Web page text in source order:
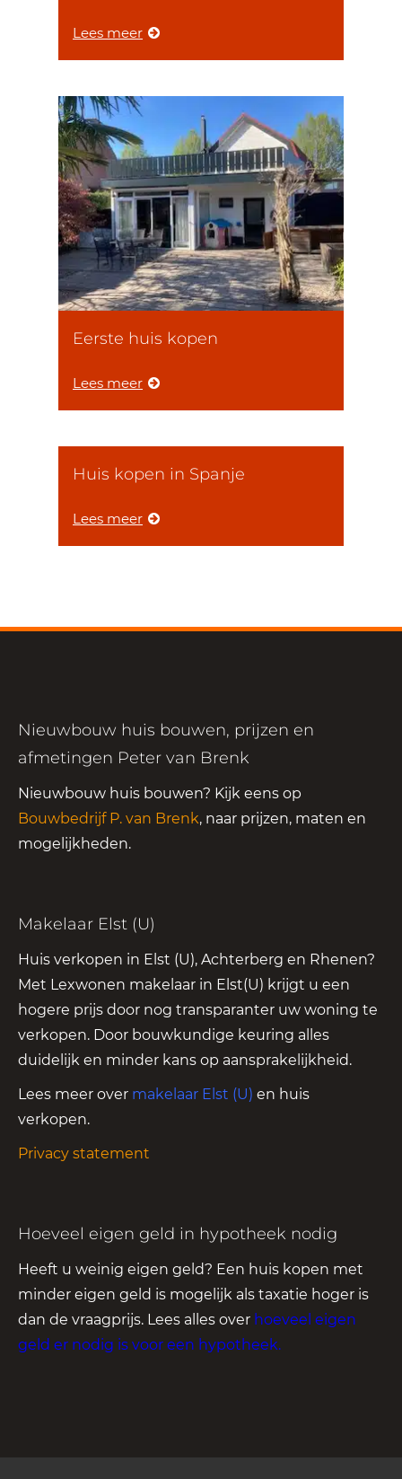
Lees meer
Eerste huis kopen
Lees meer
Huis kopen in Spanje
Lees meer
Nieuwbouw huis bouwen, prijzen en
afmetingen Peter van Brenk
Nieuwbouw huis bouwen? Kijk eens op
Bouwbedrijf P. van Brenk, naar prijzen, maten en
mogelijkheden.
Makelaar Elst (U)
Huis verkopen in Elst (U), Achterberg en Rhenen?
Met Lexwonen makelaar in Elst(U) krijgt u een
hogere prijs door nog transparanter uw woning te
verkopen. Door bouwkundige keuring alles
duidelijk en minder kans op aansprakelijkheid.
Lees meer over makelaar Elst (U) en huis
verkopen.
Privacy statement
Hoeveel eigen geld in hypotheek nodig
Heeft u weinig eigen geld? Een huis kopen met
minder eigen geld is mogelijk als taxatie hoger is
dan de vraagprijs. Lees alles over hoeveel eigen
geld er nodig is voor een hypotheek.